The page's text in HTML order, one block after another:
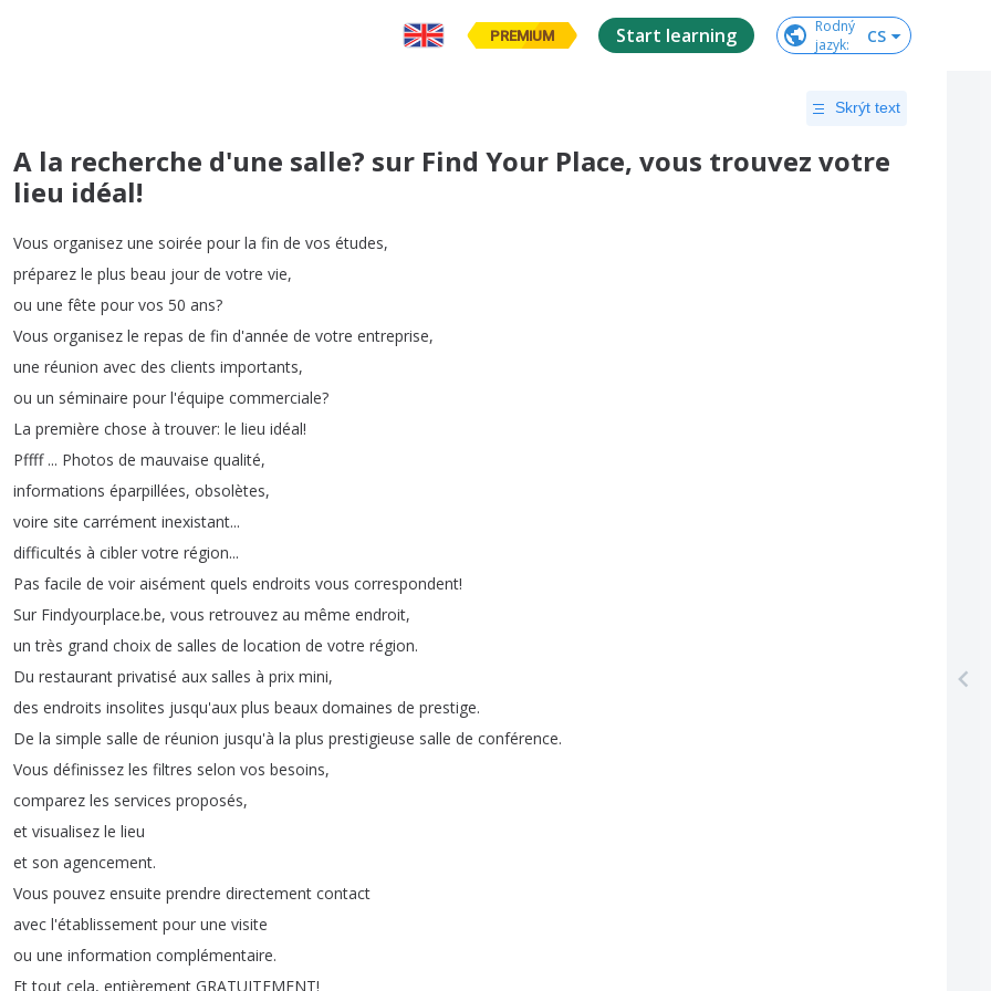
PREMIUM Start learning
Rodný
jazyk: CS
Skrýt text
A la recherche d'une salle? sur Find Your Place, vous trouvez votre
lieu idéal!
Vous organisez une soirée pour la fin de vos études,
préparez le plus beau jour de votre vie,
ou une fête pour vos 50 ans?
Vous organisez le repas de fin d'année de votre entreprise,
une réunion avec des clients importants,
ou un séminaire pour l'équipe commerciale?
La première chose à trouver: le lieu idéal!
Pffff... Photos de mauvaise qualité,
informations éparpillées, obsolètes,
voire site carrément inexistant...
difficultés à cibler votre région...
Pas facile de voir aisément quels endroits vous correspondent!
Sur Findyourplace.be, vous retrouvez au même endroit,
un très grand choix de salles de location de votre région.
Du restaurant privatisé aux salles à prix mini,
des endroits insolites jusqu'aux plus beaux domaines de prestige.
De la simple salle de réunion jusqu'à la plus prestigieuse salle de conférence.
Vous définissez les filtres selon vos besoins,
comparez les services proposés,
et visualisez le lieu
et son agencement.
Vous pouvez ensuite prendre directement contact
avec l'établissement pour une visite
ou une information complémentaire.
Et tout cela, entièrement GRATUITEMENT!